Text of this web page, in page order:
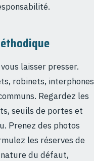
laisser presser.
robinets,
Regardez les
seuils de portes et
Prenez des photos
les réserves de
du défaut,